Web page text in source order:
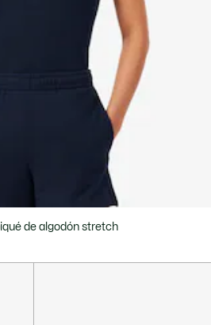
de algodón stretch